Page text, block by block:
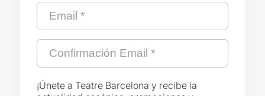
¡Únete a Teatre Barcelona y recibe la